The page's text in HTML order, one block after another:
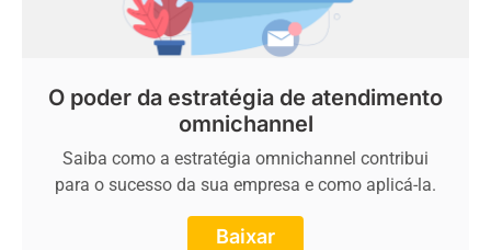
O poder da estratégia de atendimento
omnichannel
Saiba como a estratégia omnichannel contribui
para o sucesso da sua empresa e como aplicá-la.
Baixar